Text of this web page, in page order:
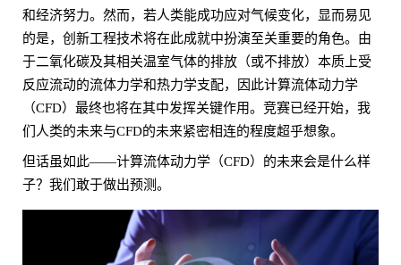
和经济努力。然而，若人类能成功应对气候变化，显而易见
的是，创新工程技术将在此成就中扮演至关重要的角色。由
于二氧化碳及其相关温室气体的排放（或不排放）本质上受
反应流动的流体力学和热力学支配，因此计算流体动力学
（CFD）最终也将在其中发挥关键作用。竞赛已经开始，我
们人类的未来与CFD的未来紧密相连的程度超乎想象。
但话虽如此——计算流体动力学（CFD）的未来会是什么样
子？我们敢于做出预测。